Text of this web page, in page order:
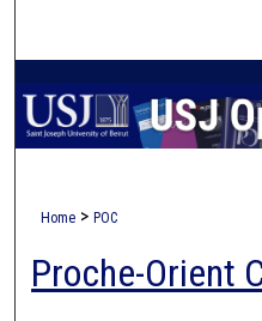
My
Digital
Home > POC
Proche-Orient